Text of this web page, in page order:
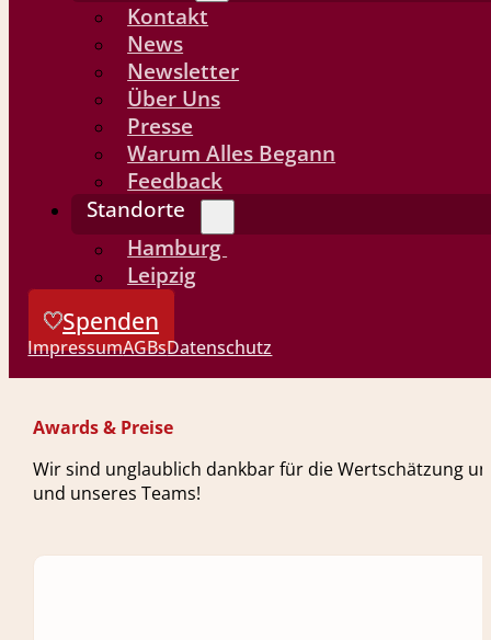
Kontakt
News
Newsletter
Über Uns
Presse
Warum Alles Begann
Feedback
Standorte
Hamburg
Leipzig
Spenden
ImpressumAGBsDatenschutz
Awards & Preise
Wir sind unglaublich dankbar für die Wertschätzung
und unseres Teams!